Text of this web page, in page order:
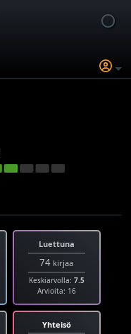
Luettuna
74 kirjaa
Keskiarvolla: 7.5
Arvioita: 16
Yhteisö